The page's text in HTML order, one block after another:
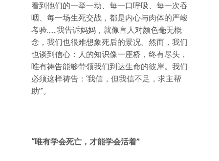
看到他们的一举一动、每一口呼吸、每一次吞
咽、每一场生死交战，都是内心与肉体的严峻
考验……我告诉妈妈，就像盲人对颜色毫无概
念，我们也很难想象死后的景况。然而，我们
也谈到信心：人的知识像一座桥，终有尽头，
唯有祷告能够带领我们到达生命的彼岸。我们
必须这样祷告：‘我信，但我信不足，求主帮
助’”。
“唯有学会死亡，才能学会活着”